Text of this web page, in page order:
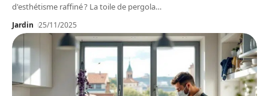
d'esthétisme raffiné ? La toile de pergola…
Jardin 25/11/2025